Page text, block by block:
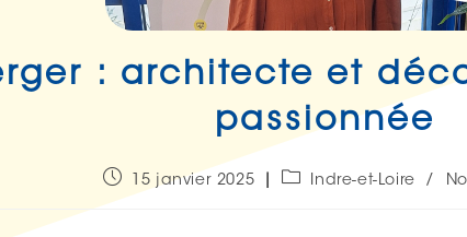
: architecte et
passionnée
15 janvier 2025 Indre-et-Loire /